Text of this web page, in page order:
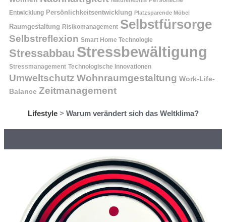
Entwicklung Persönlichkeitsentwicklung Platzsparende Möbel
Raumgestaltung Risikomanagement Selbstfürsorge
Selbstreflexion Smart Home Technologie
Stressabbau Stressbewältigung
Stressmanagement Technologische Innovationen
Umweltschutz Wohnraumgestaltung Work-Life-
Balance Zeitmanagement
Lifestyle> Warum verändert sich das Weltklima?